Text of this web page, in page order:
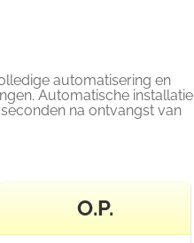
automatisering en
Automatische installatie
na ontvangst van
O.P.